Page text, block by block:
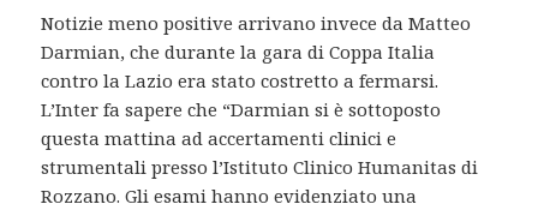
Notizie meno positive arrivano invece da Matteo
Darmian, che durante la gara di Coppa Italia
contro la Lazio era stato costretto a fermarsi.
L’Inter fa sapere che “Darmian si è sottoposto
questa mattina ad accertamenti clinici e
strumentali presso l’Istituto Clinico Humanitas di
Rozzano. Gli esami hanno evidenziato una